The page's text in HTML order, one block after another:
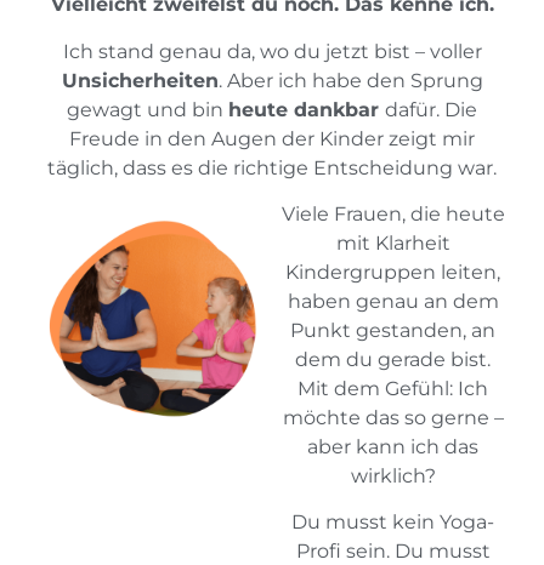
Ich stand genau da, wo du jetzt bist – voller
Unsicherheiten. Aber ich habe den Sprung
gewagt und bin heute dankbar dafür. Die
Freude in den Augen der Kinder zeigt mir
täglich, dass es die richtige Entscheidung war.
Viele Frauen, die heute
mit Klarheit
Kindergruppen leiten,
haben genau an dem
Punkt gestanden, an
dem du gerade bist.
Mit dem Gefühl: Ich
möchte das so gerne –
aber kann ich das
wirklich?
Du musst kein Yoga-
Profi sein. Du musst